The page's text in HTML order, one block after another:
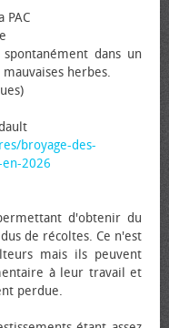
PAC
dans un
herbes.
broyage-des-
2026
d'obtenir du
de récoltes. Ce n'est
mais ils peuvent
à leur travail et
perdue.